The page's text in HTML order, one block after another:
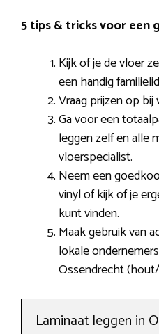
5 tips & tricks voor een
Kijk of je de vloer
een handig
Vraag prijzen op
Ga voor een
leggen zelf en alle
vloerspecialist.
Neem een
vinyl of kijk of je
kunt vinden.
Maak gebruik van
lokale
Ossendrecht
Laminaat leggen in